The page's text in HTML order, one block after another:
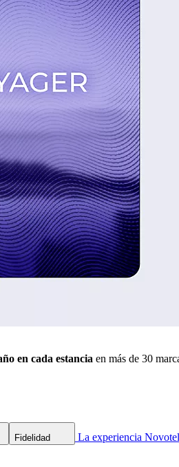
en cada estancia en más de 30
Fidelidad La experiencia Novotel